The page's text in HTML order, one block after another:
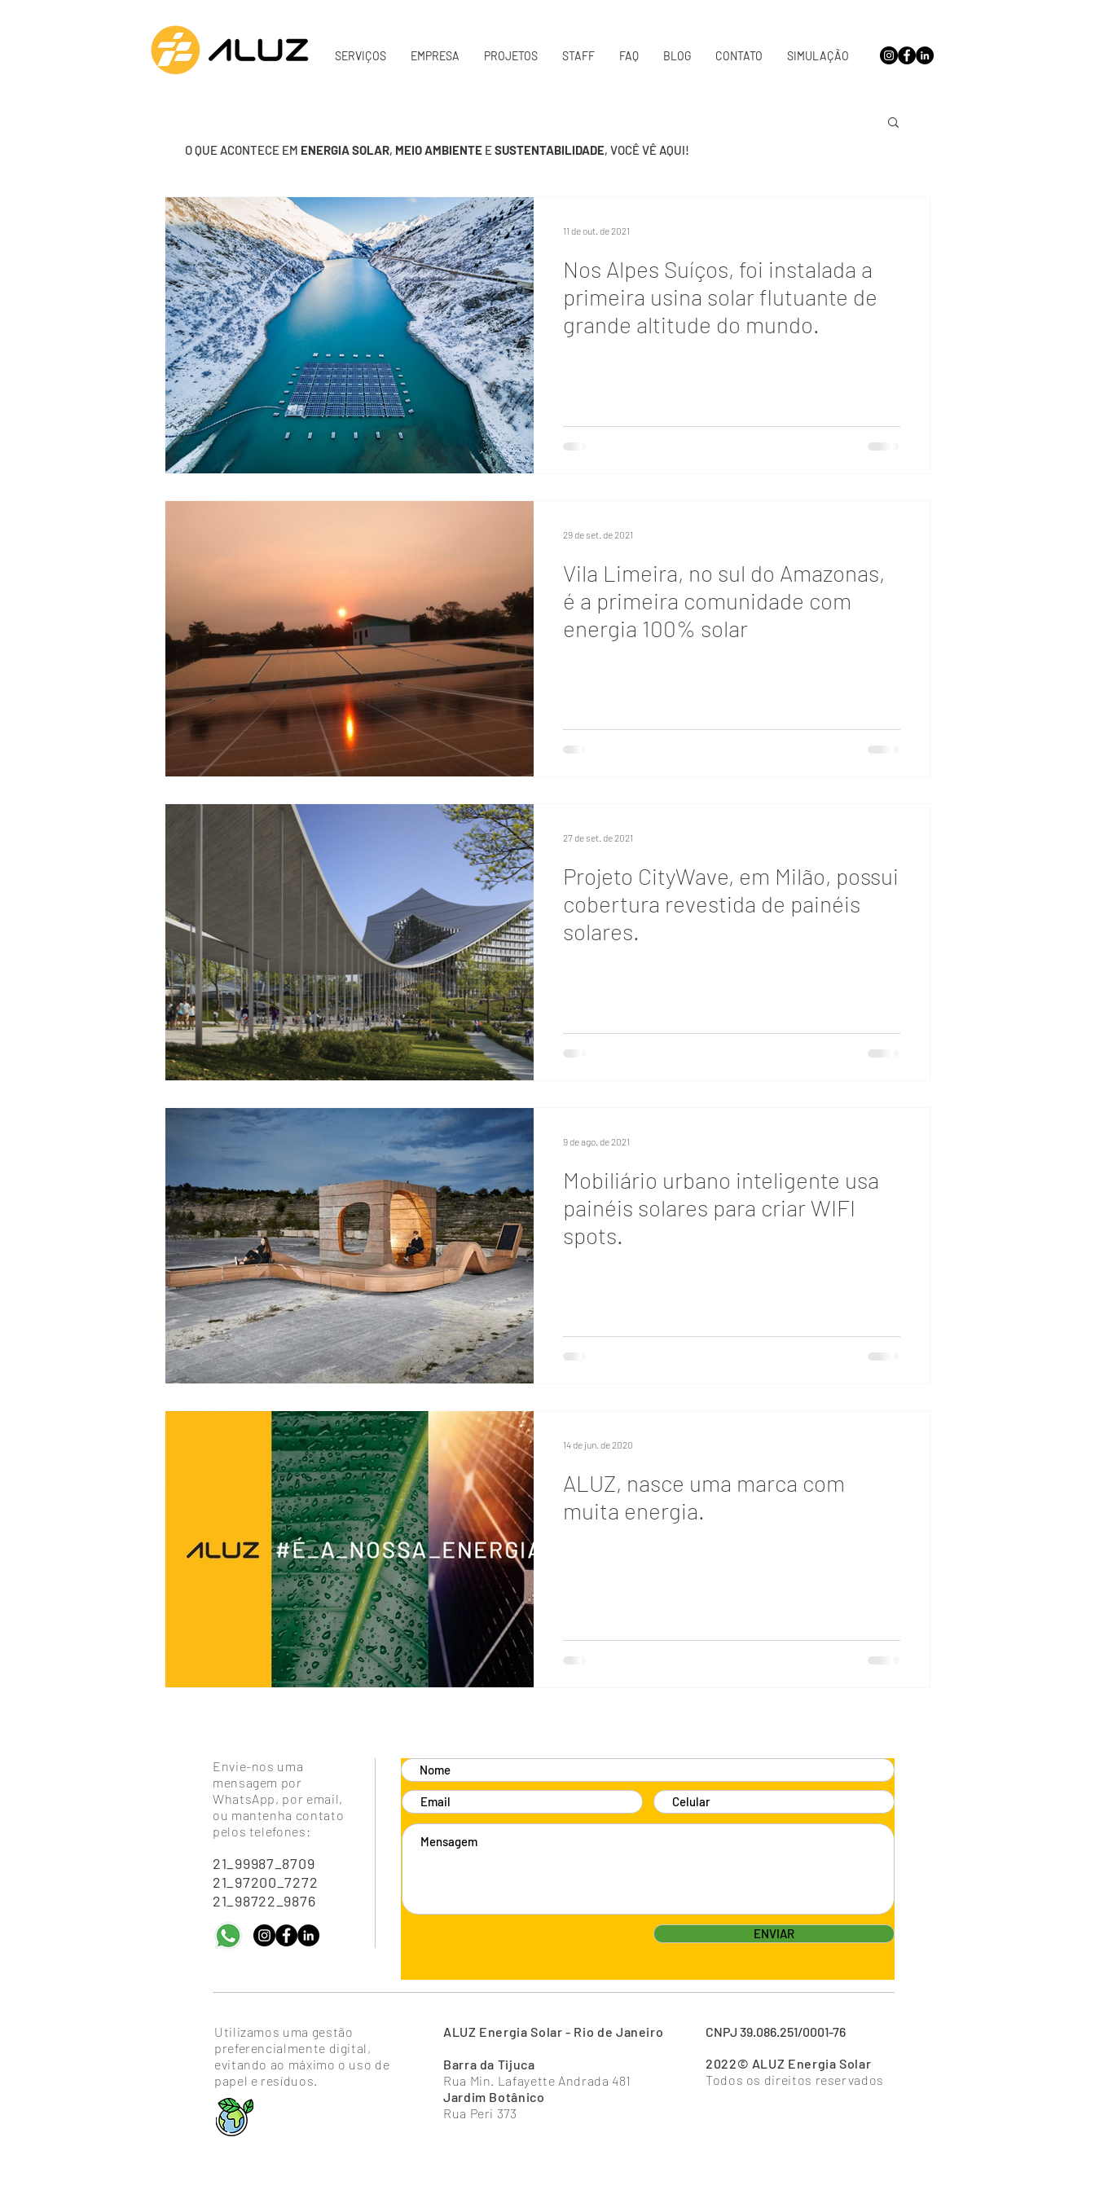
SERVIÇOS EMPRESA PROJETOS STAFF FAQ BLOG CONTATO SIMULAÇÃO
Nos Alpes Suíços, foi instalada a
primeira usina solar flutuante de
grande altitude do mundo.
11 de out. de 2021
Vila Limeira, no sul do Amazonas,
é a primeira comunidade com
energia 100% solar
29 de set. de 2021
Projeto CityWave, em Milão, possui
cobertura revestida de painéis
solares.
27 de set. de 2021
Mobiliário urbano inteligente usa
painéis solares para criar WIFI
spots.
9 de ago. de 2021
ALUZ, nasce uma marca com
muita energia.
14 de jun. de 2020
O QUE ACONTECE EM ENERGIA SOLAR, MEIO AMBIENTE ESUSTENTABILIDADE, VOCÊ VÊ AQUI!
Envie-nos uma
mensagem por
WhatsApp, por email,
ou mantenha contato
pelos telefones:
21_99987_8709
21_97200_7272
21_98722_9876
ENVIAR
Utilizamos uma gestão
preferencialmente digital,
evitando ao máximo o uso de
papel e resíduos.
ALUZ Energia Solar - Rio de Janeiro
Barra da Tijuca
Rua Min. Lafayette Andrada 481
Jardim Botânico
Rua Peri 373
CNPJ 39.086.251/0001-76
2022© ALUZ Energia Solar
Todos os direitos reservados